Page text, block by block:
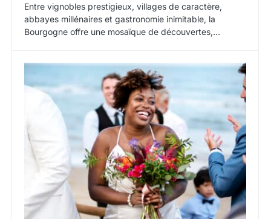
Entre vignobles prestigieux, villages de caractère,
abbayes millénaires et gastronomie inimitable, la
Bourgogne offre une mosaïque de découvertes,…